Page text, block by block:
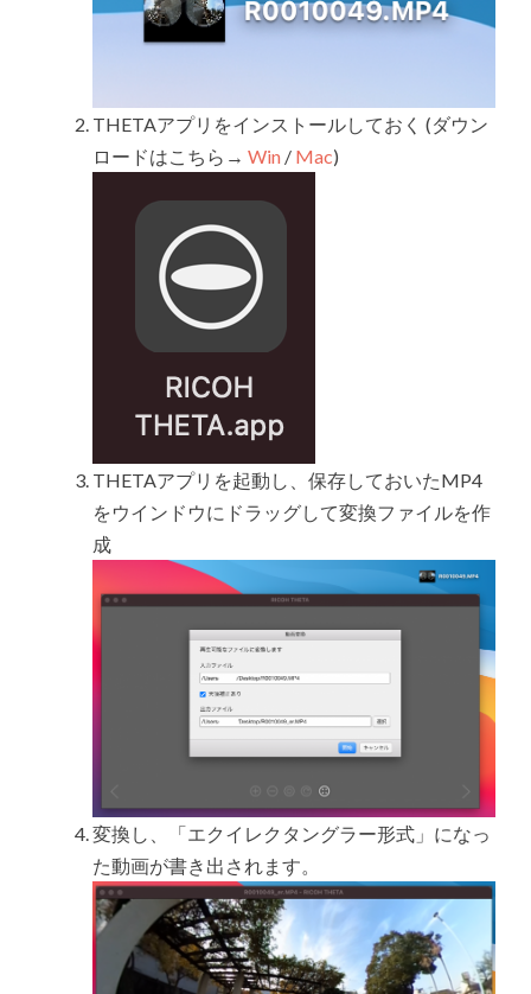
THETAアプリをインストールしておく (ダウン
ロードはこちら→ Win / Mac)
THETAアプリを起動し、保存しておいたMP4
をウインドウにドラッグして変換ファイルを作
成
変換し、「エクイレクタングラー形式」になっ
た動画が書き出されます。